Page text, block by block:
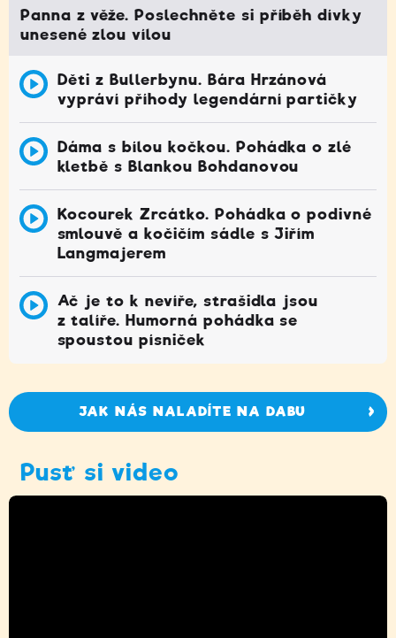
Panna z věže. Poslechněte si příběh dívky
unesené zlou vílou
Děti z Bullerbynu. Bára Hrzánová
vypráví příhody legendární partičky
Dáma s bílou kočkou. Pohádka o zlé
kletbě s Blankou Bohdanovou
Kocourek Zrcátko. Pohádka o podivné
smlouvě a kočičím sádle s Jiřím
Langmajerem
Ač je to k nevíře, strašidla jsou
z talíře. Humorná pohádka se
spoustou písniček
JAK NÁS NALADÍTE NA DABU
Pusť si video